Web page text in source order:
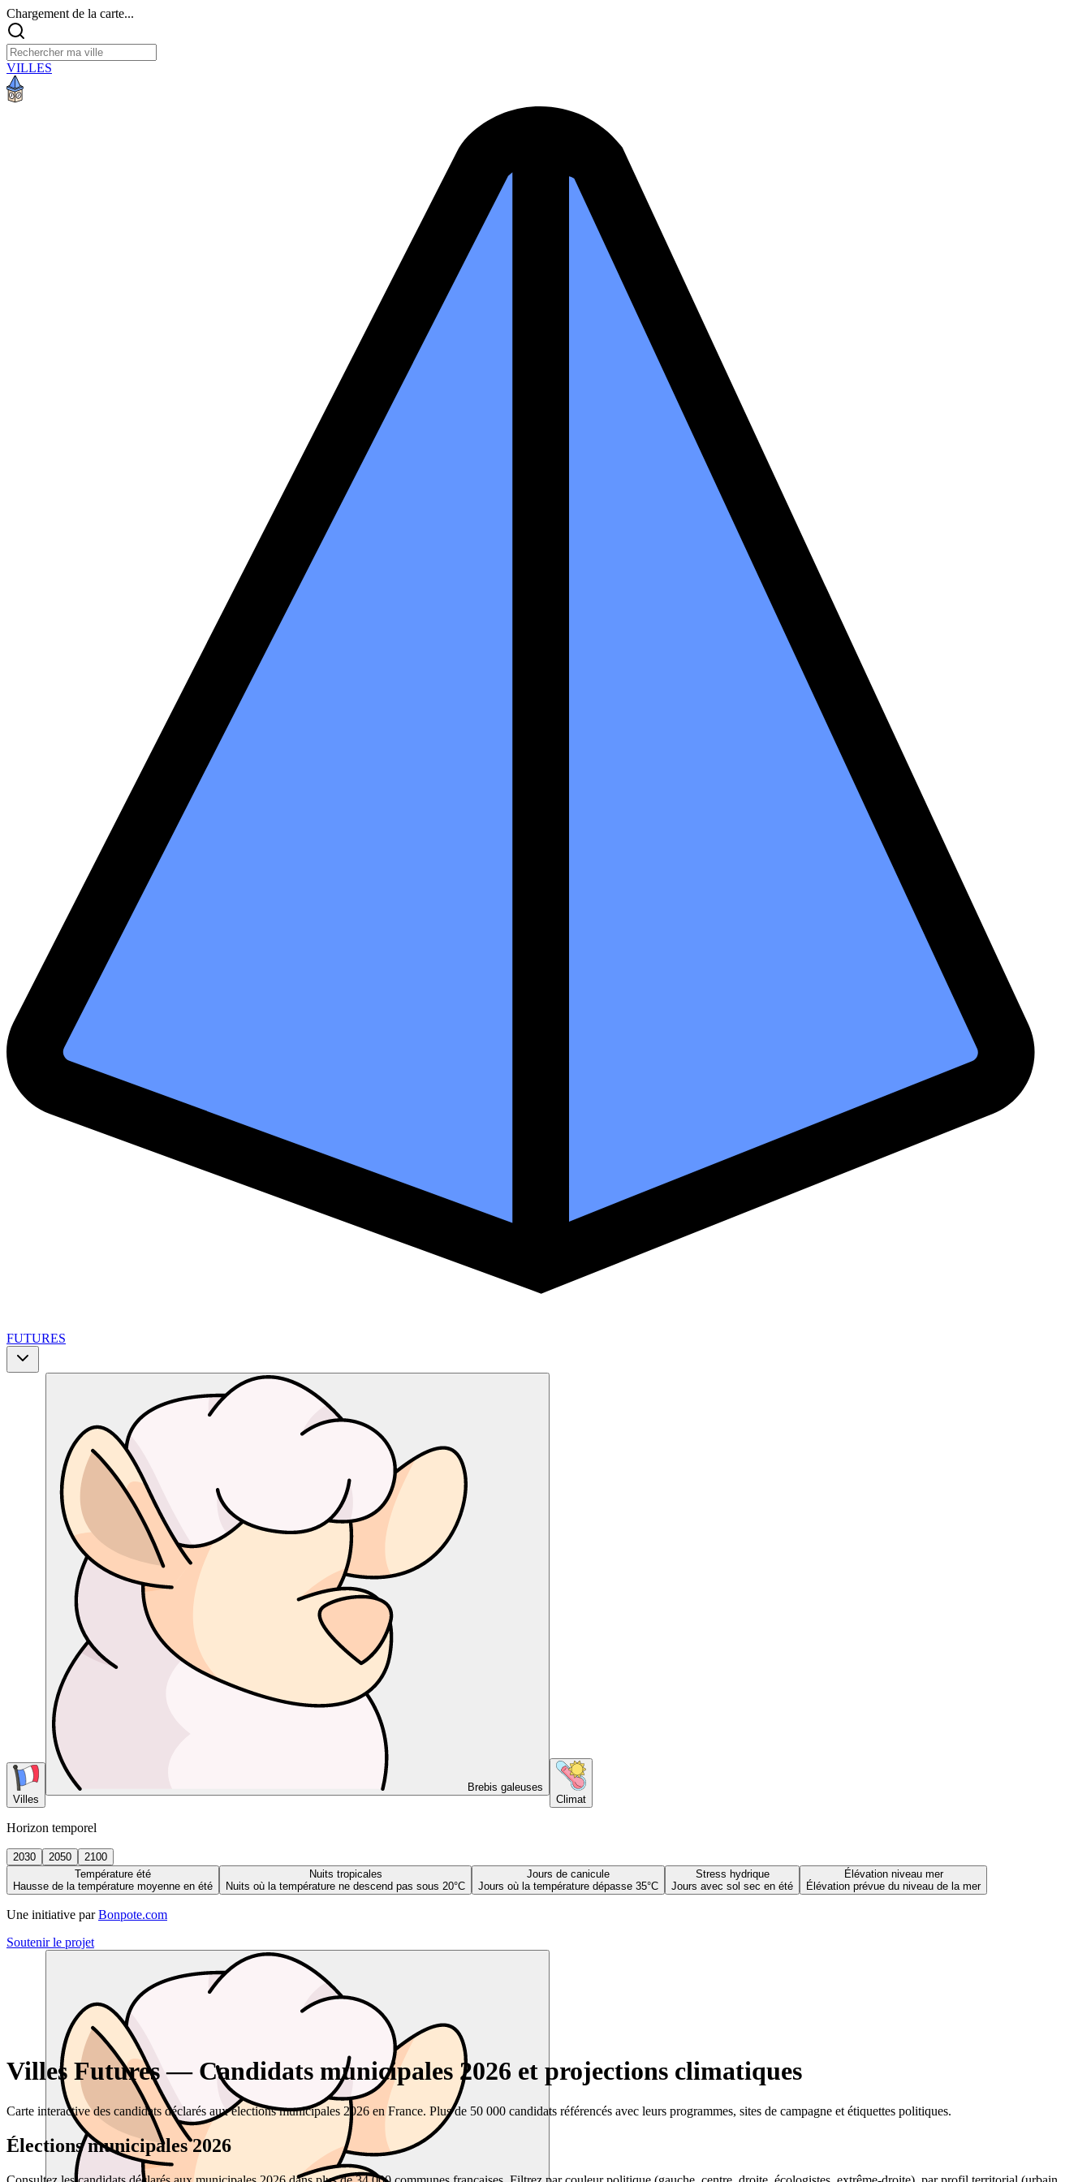
Chargement de la carte...
VILLES
FUTURES
Villes
Brebis galeuses
Climat
Horizon temporel
2030 2050
2100
Température été
Hausse de la température moyenne en été
Nuits tropicales
Nuits où la température ne descend pas sous 20°C
Jours de canicule
Jours où la température dépasse 35°C
Stress hydrique
Jours avec sol sec en été
Élévation niveau mer
Élévation prévue du niveau de la mer
Une initiative par Bonpote.com
Soutenir le projet
Villes Futures — Candidats municipales 2026 et projections climatiques
Carte interactive des candidats déclarés aux élections municipales 2026 en France. Plus de 50 000 candidats référencés avec leurs programmes, sites de campagne et étiquettes politiques.
Élections municipales 2026